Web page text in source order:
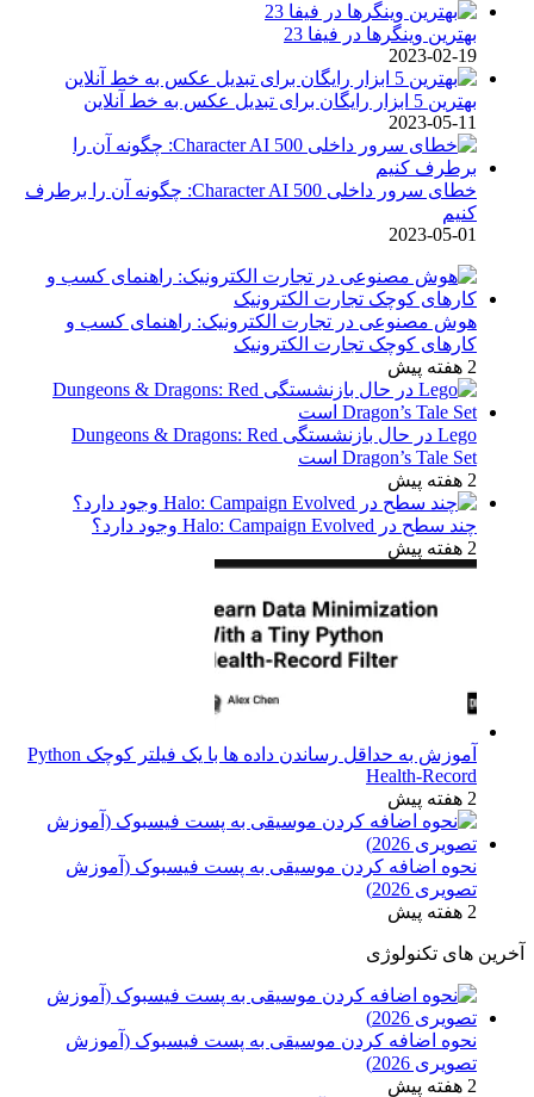
بهترین وینگرها در فیفا 23
2023-02-19
بهترین 5 ابزار رایگان برای تبدیل عکس به خط آنلاین
2023-05-11
خطای سرور داخلی Character AI 500: چگونه آن را برطرف
کنیم
2023-05-01
هوش مصنوعی در تجارت الکترونیک: راهنمای کسب و
کارهای کوچک تجارت الکترونیک
2 هفته پیش
Lego در حال بازنشستگی Dungeons & Dragons: Red
Dragon’s Tale Set است
2 هفته پیش
چند سطح در Halo: Campaign Evolved وجود دارد؟
2 هفته پیش
آموزش به حداقل رساندن داده ها با یک فیلتر کوچک Python
Health-Record
2 هفته پیش
نحوه اضافه کردن موسیقی به پست فیسبوک (آموزش
تصویری 2026)
2 هفته پیش
آخرین های تکنولوژی
نحوه اضافه کردن موسیقی به پست فیسبوک (آموزش
تصویری 2026)
2 هفته پیش